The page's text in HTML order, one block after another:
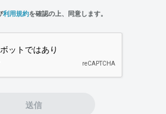
利用規約を確認の上、同意します。
送信